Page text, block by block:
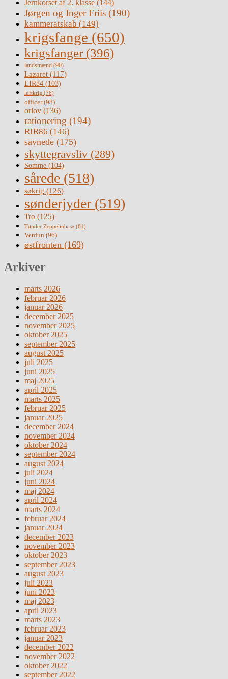
Jernkorset af 2. klasse (144)
Jørgen og Inger Friis (190)
kammeratskab (149)
krigsfange (650)
krigsfanger (396)
landsmænd (90)
Lazaret (117)
LIR84 (103)
luftkrig (76)
officer(98)
orlov (136)
rationering (194)
RIR86 (146)
savnede (175)
skyttegravsliv (289)
Somme (104)
sårede (518)
søkrig (126)
sønderjyder (519)
Tro (125)
Tønder Zeppelinbase (81)
Verdun (96)
østfronten (169)
Arkiver
marts 2026
februar 2026
januar 2026
december 2025
november 2025
oktober 2025
september 2025
august 2025
juli 2025
juni 2025
maj 2025
april 2025
marts 2025
februar 2025
januar 2025
december 2024
november 2024
oktober 2024
september 2024
august 2024
juli 2024
juni 2024
maj 2024
april 2024
marts 2024
februar 2024
januar 2024
december 2023
november 2023
oktober 2023
september 2023
august 2023
juli 2023
juni 2023
maj 2023
april 2023
marts 2023
februar 2023
januar 2023
december 2022
november 2022
oktober 2022
september 2022